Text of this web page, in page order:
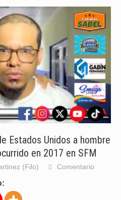
Estados Unidos a hombre
en 2017 en SFM
(Filo) Comentario